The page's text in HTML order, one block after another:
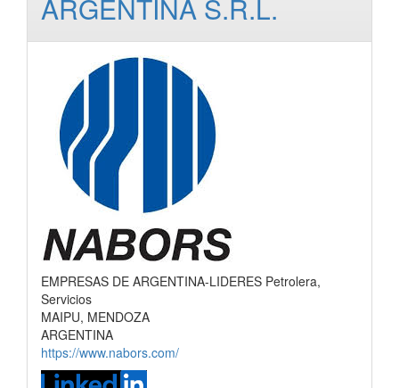
ARGENTINA S.R.L.
EMPRESAS DE ARGENTINA-LIDERES Petrolera,
Servicios
MAIPU, MENDOZA
ARGENTINA
https://www.nabors.com/